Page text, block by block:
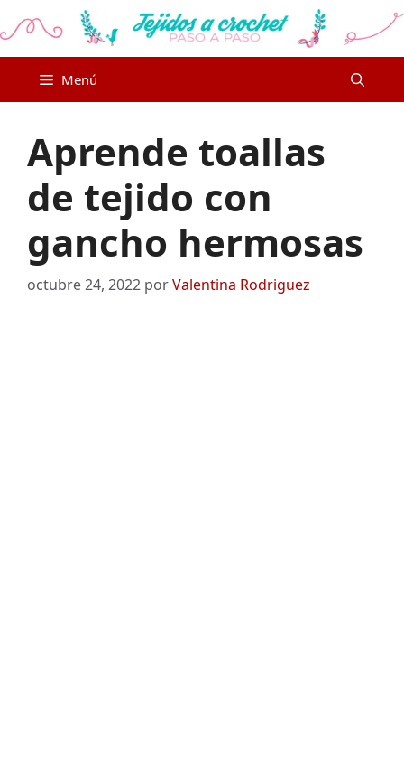
al
Menú
Aprende toallas
de tejido con
gancho hermosas
octubre 24, 2022 porValentina Rodriguez